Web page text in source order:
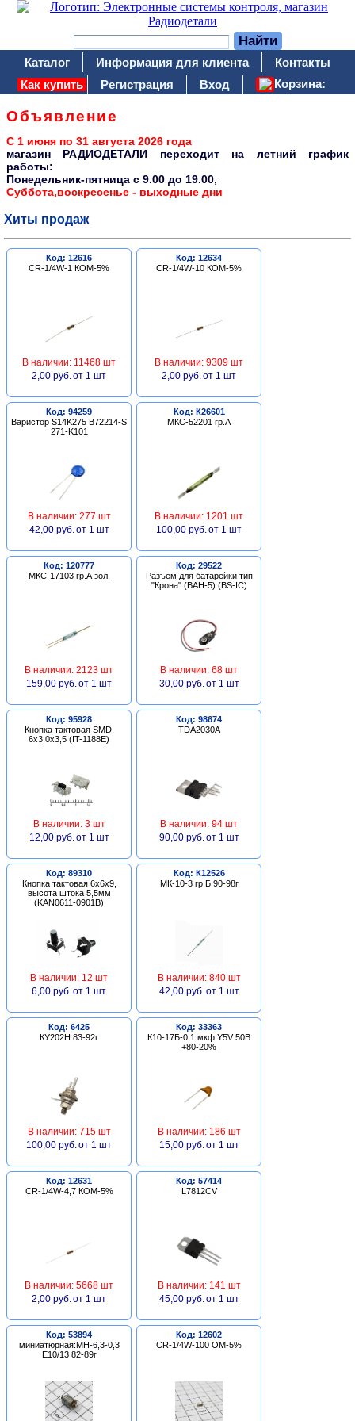
Каталог Информация для клиента
Контакты
Как купить
Регистрация Вход Корзина:
Объявление
С 1 июня по 31 августа 2026 года
магазин РАДИОДЕТАЛИ переходит на летний график
работы:
Понедельник-пятница c 9.00 до 19.00,
Суббота,воскресенье - выходные дни
Хиты продаж
Код: 12616
CR-1/4W-1 КОМ-5%
В наличии: 11468 шт
2,00 руб. от 1 шт
Код: 12634
CR-1/4W-10 КОМ-5%
В наличии: 9309 шт
2,00 руб. от 1 шт
Код: 94259
Варистор S14K275 B72214-S
271-K101
В наличии: 277 шт
42,00 руб. от 1 шт
Код: К26601
МКС-52201 гр.А
В наличии: 1201 шт
100,00 руб. от 1 шт
Код: 120777
МКС-17103 гр.А зол.
В наличии: 2123 шт
159,00 руб. от 1 шт
Код: 29522
Разъем для батарейки тип
"Крона" (BAH-5) (BS-IC)
В наличии: 68 шт
30,00 руб. от 1 шт
Код: 95928
Кнопка тактовая SMD,
6х3,0х3,5 (IT-1188E)
В наличии: 3 шт
12,00 руб. от 1 шт
Код: 98674
TDA2030A
В наличии: 94 шт
90,00 руб. от 1 шт
Код: 89310
Кнопка тактовая 6х6х9,
высота штока 5,5мм
(KAN0611-0901B)
В наличии: 12 шт
6,00 руб. от 1 шт
Код: К12526
МК-10-3 гр.Б 90-98г
В наличии: 840 шт
42,00 руб. от 1 шт
Код: 6425
КУ202Н 83-92г
В наличии: 715 шт
100,00 руб. от 1 шт
Код: 33363
К10-17Б-0,1 мкф Y5V 50В
+80-20%
В наличии: 186 шт
15,00 руб. от 1 шт
Код: 12631
CR-1/4W-4,7 КОМ-5%
В наличии: 5668 шт
2,00 руб. от 1 шт
Код: 57414
L7812CV
В наличии: 141 шт
45,00 руб. от 1 шт
Код: 53894
миниатюрная:МН-6,3-0,3
Е10/13 82-89г
Код: 12602
CR-1/4W-100 ОМ-5%